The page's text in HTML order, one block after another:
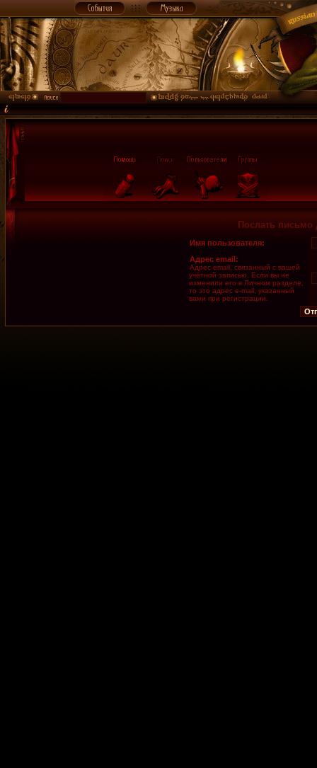
Послать письмо
Имя пользователя:
Адрес email:
Адрес email, связанный с вашей
учётной записью. Если вы не
изменили его в Личном разделе,
то это адрес e-mail, указанный
вами при регистрации.